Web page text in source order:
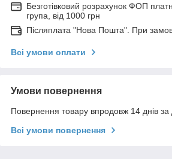
Безготівковий розрахунок ФОП
група, від 1000 грн
Післяплата "Нова Пошта". При
Всі умови оплати
Умови повернення
Повернення товару впродовж 14 днів за
Всі умови повернення